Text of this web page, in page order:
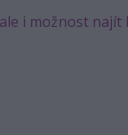
i možnost